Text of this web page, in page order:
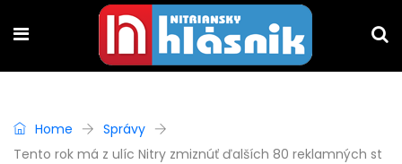
Home
Správy
Tento rok má z ulíc Nitry zmiznúť ďalších 80 reklamných st